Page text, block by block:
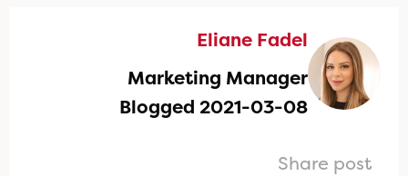
Eliane Fadel
Marketing Manager
Blogged 2021-03-08
Share post